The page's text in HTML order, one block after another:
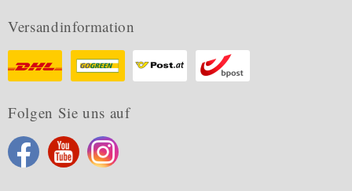
Versandinformation
Folgen Sie uns auf